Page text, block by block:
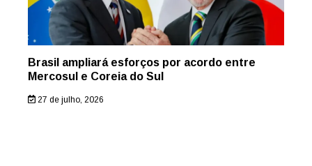
Brasil ampliará esforços por acordo entre
Mercosul e Coreia do Sul
27 de julho, 2026